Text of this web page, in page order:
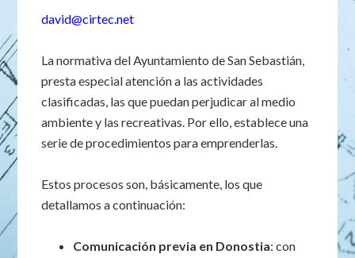
david@cirtec.net
La normativa del Ayuntamiento de San Sebastián,
presta especial atención a las actividades
clasificadas, las que puedan perjudicar al medio
ambiente y las recreativas. Por ello, establece una
serie de procedimientos para emprenderlas.
Estos procesos son, básicamente, los que
detallamos a continuación:
Comunicación previa en Donostia: con